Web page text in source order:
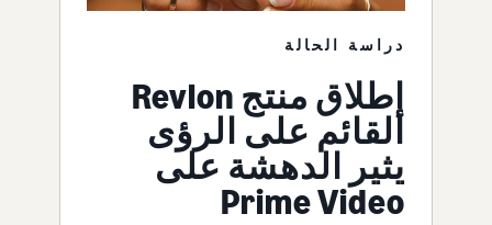
دراسة الحالة
إطلاق منتج Revlon
القائم على الرؤى
يثير الدهشة على
Prime Video